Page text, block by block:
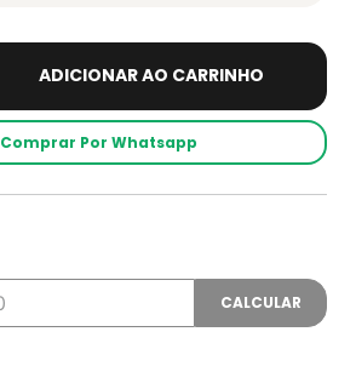
ADICIONAR AO CARRINHO
Comprar Por Whatsapp